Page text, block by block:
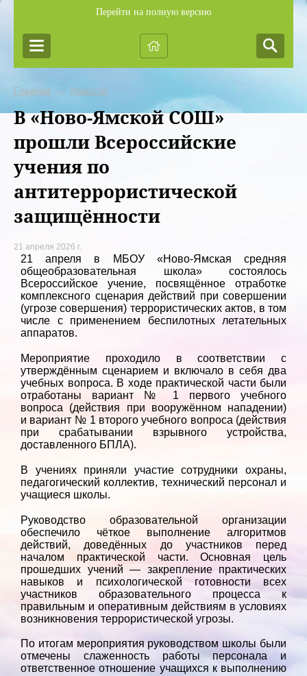
Перейти на полную версию
Главная → Новости
В «Ново-Ямской СОШ»
прошли Всероссийские
учения по
антитеррористической
защищённости
21 апреля 2026 г.
21 апреля в МБОУ «Ново-Ямская средняя
общеобразовательная школа» состоялось
Всероссийское учение, посвящённое отработке
комплексного сценария действий при совершении
(угрозе совершения) террористических актов, в том
числе с применением беспилотных летательных
аппаратов.
Мероприятие проходило в соответствии с
утверждённым сценарием и включало в себя два
учебных вопроса. В ходе практической части были
отработаны вариант № 1 первого учебного
вопроса (действия при вооружённом нападении)
и вариант № 1 второго учебного вопроса (действия
при срабатывании взрывного устройства,
доставленного БПЛА).
В учениях приняли участие сотрудники охраны,
педагогический коллектив, технический персонал и
учащиеся школы.
Руководство образовательной организации
обеспечило чёткое выполнение алгоритмов
действий, доведённых до участников перед
началом практической части. Основная цель
прошедших учений — закрепление практических
навыков и психологической готовности всех
участников образовательного процесса к
правильным и оперативным действиям в условиях
возникновения террористической угрозы.
По итогам мероприятия руководством школы были
отмечены слаженность работы персонала и
ответственное отношение учащихся к выполнению